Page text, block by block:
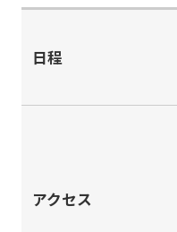
日程
アクセス